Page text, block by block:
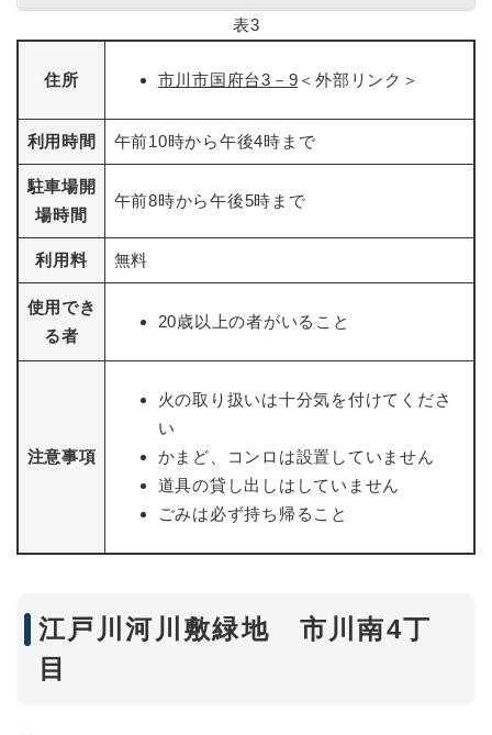
表3
住所 市川市国府台3－9 ＜外部リンク＞
利用時間 午前10時から午後4時まで
駐車場開
場時間
午前8時から午後5時まで
利用料 無料
使用でき
る者
20歳以上の者がいること
注意事項
火の取り扱いは十分気を付けてくださ
い
かまど、コンロは設置していません
道具の貸し出しはしていません
ごみは必ず持ち帰ること
江戸川河川敷緑地 市川南4丁
目